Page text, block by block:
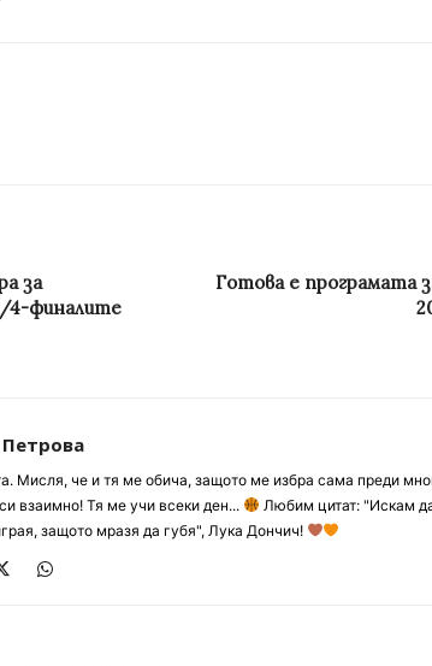
за
4-финалите
Готова е програмата
Мисля, че и тя ме обича, защото ме избра сама преди
взаимно! Тя ме учи всеки ден...
Любим цитат: "Искам
защото мразя да губя", Лука Дончич!